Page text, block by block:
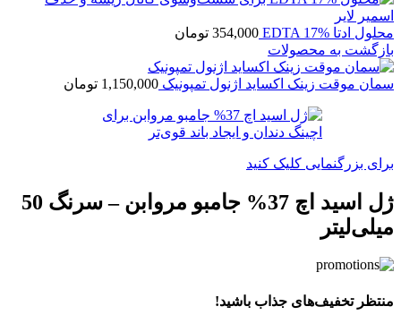
محلول ادتا EDTA 17% 354,000 تومان
بازگشت به محصولات
سمان موقت زینک اکساید اژنول تمپونیک 1,150,000 تومان
برای بزرگنمایی کلیک کنید
ژل اسید اچ 37% جامبو مروابن – سرنگ 50
میلی‌لیتر
منتظر تخفیف‌های جذاب باشید!